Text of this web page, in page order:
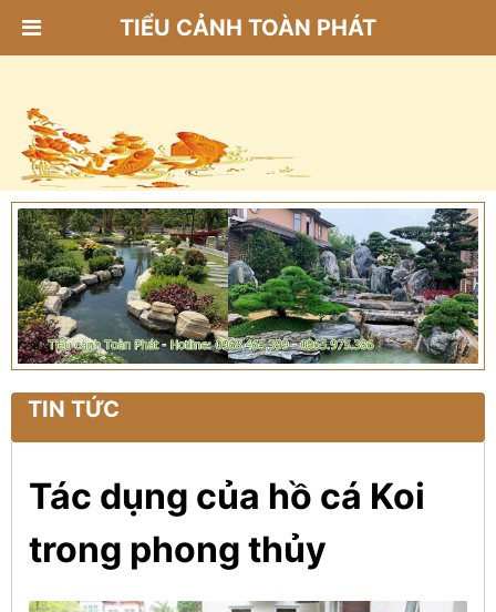
TIỂU CẢNH TOÀN PHÁT
TIN TỨC
Tác dụng của hồ cá Koi
trong phong thủy